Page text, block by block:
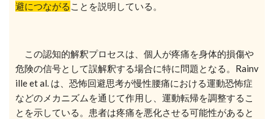
避につながる ことを説明している。
この認知的解釈プロセスは、個人が疼痛を身体的損傷や
危険の信号として誤解釈する場合に特に問題となる。Rainv
ille et al. は、恐怖回避思考が慢性腰痛における運動恐怖症
などのメカニズムを通じて作用し、運動転帰を調整するこ
とを示している。患者は疼痛を悪化させる可能性があると